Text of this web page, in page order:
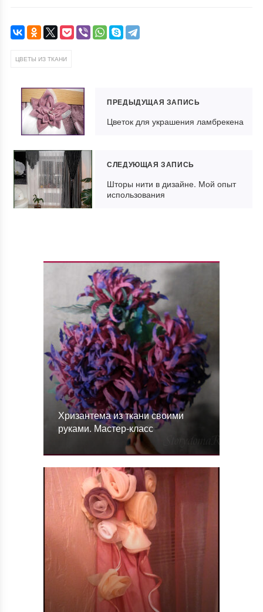
ЦВЕТЫ ИЗ ТКАНИ
ПРЕДЫДУЩАЯ ЗАПИСЬ
Цветок для украшения ламбрекена
СЛЕДУЮЩАЯ ЗАПИСЬ
Шторы нити в дизайне. Мой опыт
использования
Хризантема из ткани своими
руками. Мастер-класс